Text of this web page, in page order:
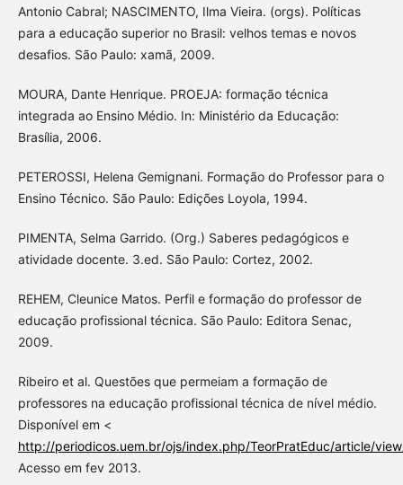
Antonio Cabral; NASCIMENTO, Ilma Vieira. (orgs). Políticas
para a educação superior no Brasil: velhos temas e novos
desafios. São Paulo: xamã, 2009.
MOURA, Dante Henrique. PROEJA: formação técnica
integrada ao Ensino Médio. In: Ministério da Educação:
Brasília, 2006.
PETEROSSI, Helena Gemignani. Formação do Professor para o
Ensino Técnico. São Paulo: Edições Loyola, 1994.
PIMENTA, Selma Garrido. (Org.) Saberes pedagógicos e
atividade docente. 3.ed. São Paulo: Cortez, 2002.
REHEM, Cleunice Matos. Perfil e formação do professor de
educação profissional técnica. São Paulo: Editora Senac,
2009.
Ribeiro et al. Questões que permeiam a formação de
professores na educação profissional técnica de nível médio.
Disponível em <
http://periodicos.uem.br/ojs/index.php/TeorPratEduc/article/
Acesso em fev 2013.